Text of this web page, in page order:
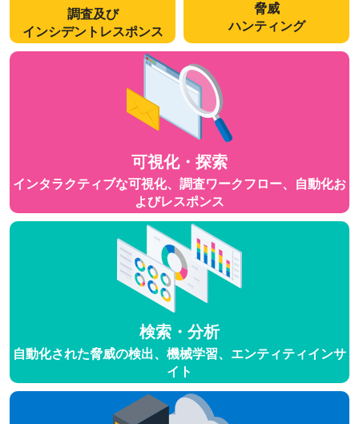
調査及び
インシデントレスポンス
脅威
ハンティング
可視化・探索
インタラクティブな可視化、調査ワークフロー、自動化お
よびレスポンス
検索・分析
自動化された脅威の検出、機械学習、エンティティインサ
イト